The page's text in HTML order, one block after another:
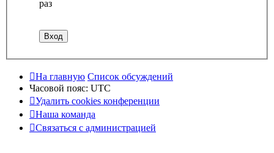
раз
На главную Список обсуждений
Часовой пояс: UTC
Удалить cookies конференции
Наша команда
Связаться с администрацией